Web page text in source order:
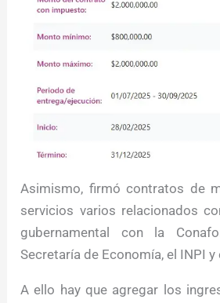
Asimismo, firmó contratos de
servicios varios relacionados
gubernamental con la
Secretaría de Economía, el INPI y
A ello hay que agregar los